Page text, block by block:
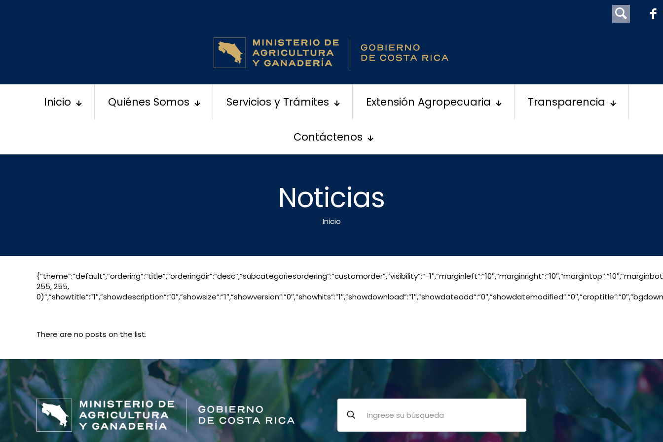
Inicio Quiénes Somos Servicios y Trámites Extensión Agropecuaria Transparencia
Contáctenos
Noticias
Inicio
{“theme”:”default”,”ordering”:”title”,”orderingdir”:”desc”,”subcategoriesordering”:”customorder”,”visibility”:”-
255, 255,
There are no posts on the list.